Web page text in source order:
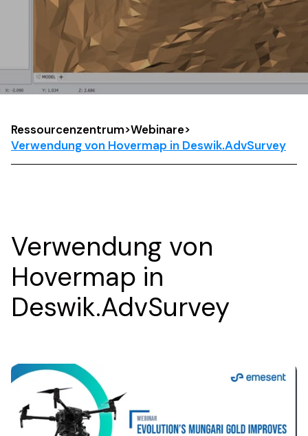
Ressourcenzentrum>Webinare>
Verwendung von Hovermap in Deswik.AdvSurvey
Verwendung von
Hovermap in
Deswik.AdvSurvey